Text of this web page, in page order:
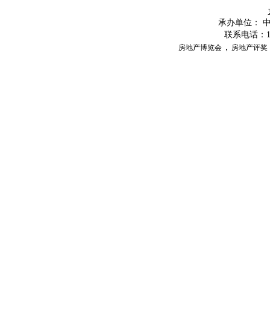
承办单位：
联系电话：
房地产博览会 ， 房地产评奖